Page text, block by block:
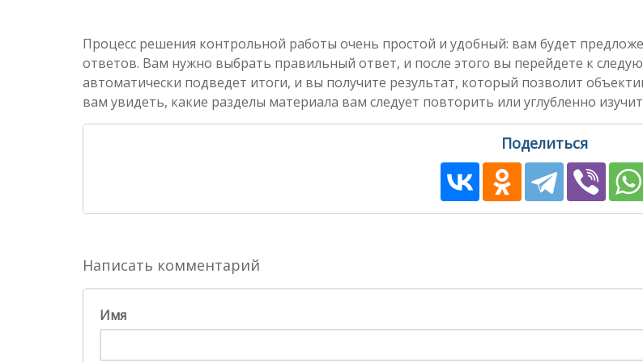
Процесс решения контрольной работы очень простой и удобный: вам будет
ответов. Вам нужно выбрать правильный ответ, и после этого вы перейдете к
автоматически подведет итоги, и вы получите результат, который позволит
вам увидеть, какие разделы материала вам следует повторить или углубленно
Поделиться
Написать комментарий
Имя